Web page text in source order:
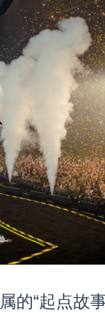
的“起点